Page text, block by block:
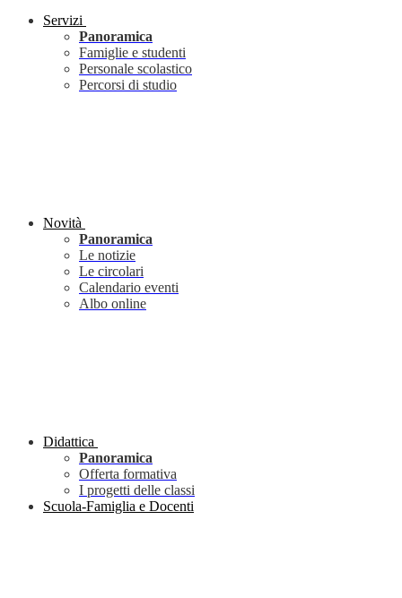
Servizi
Panoramica
Famiglie e studenti
Personale scolastico
Percorsi di studio
Novità
Panoramica
Le notizie
Le circolari
Calendario eventi
Albo online
Didattica
Panoramica
Offerta formativa
I progetti delle classi
Scuola-Famiglia e Docenti